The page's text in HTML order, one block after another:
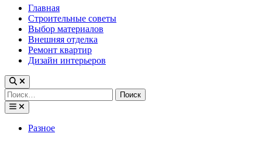
Главная
Строительные советы
Выбор материалов
Внешняя отделка
Ремонт квартир
Дизайн интерьеров
Найти:
PostedРазное